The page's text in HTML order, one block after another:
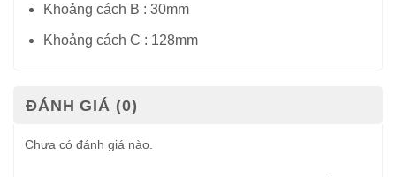
Khoảng cách B : 30mm
Khoảng cách C : 128mm
ĐÁNH GIÁ (0)
Chưa có đánh giá nào.